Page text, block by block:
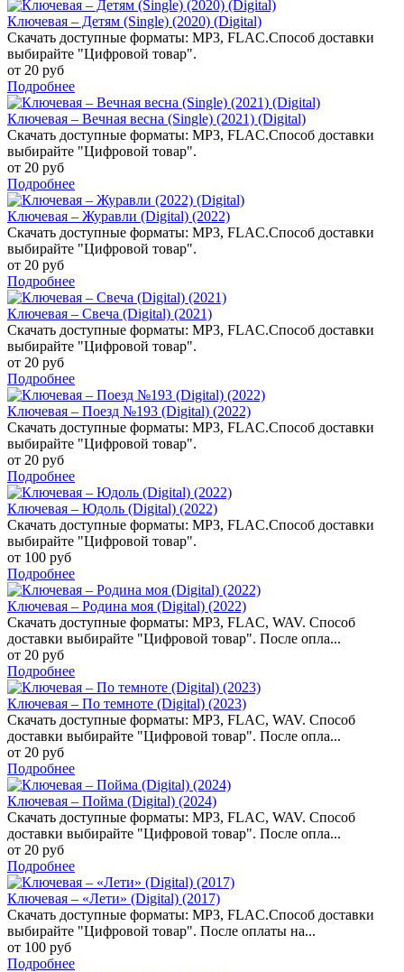
Ключевая – Детям (Single) (2020) (Digital)
Скачать доступные форматы: MP3, FLAC.Способ доставки
выбирайте "Цифровой товар".
от 20 руб
Подробнее
Ключевая – Вечная весна (Single) (2021) (Digital)
Скачать доступные форматы: MP3, FLAC.Способ доставки
выбирайте "Цифровой товар".
от 20 руб
Подробнее
Ключевая – Журавли (Digital) (2022)
Скачать доступные форматы: MP3, FLAC.Способ доставки
выбирайте "Цифровой товар".
от 20 руб
Подробнее
Ключевая – Свеча (Digital) (2021)
Скачать доступные форматы: MP3, FLAC.Способ доставки
выбирайте "Цифровой товар".
от 20 руб
Подробнее
Ключевая – Поезд №193 (Digital) (2022)
Скачать доступные форматы: MP3, FLAC.Способ доставки
выбирайте "Цифровой товар".
от 20 руб
Подробнее
Ключевая – Юдоль (Digital) (2022)
Скачать доступные форматы: MP3, FLAC.Способ доставки
выбирайте "Цифровой товар".
от 100 руб
Подробнее
Ключевая – Родина моя (Digital) (2022)
Скачать доступные форматы: MP3, FLAC, WAV. Способ
доставки выбирайте "Цифровой товар". После опла...
от 20 руб
Подробнее
Ключевая – По темноте (Digital) (2023)
Скачать доступные форматы: MP3, FLAC, WAV. Способ
доставки выбирайте "Цифровой товар". После опла...
от 20 руб
Подробнее
Ключевая – Пойма (Digital) (2024)
Скачать доступные форматы: MP3, FLAC, WAV. Способ
доставки выбирайте "Цифровой товар". После опла...
от 20 руб
Подробнее
Ключевая – «Лети» (Digital) (2017)
Скачать доступные форматы: MP3, FLAC.Способ доставки
выбирайте "Цифровой товар". После оплаты на...
от 100 руб
Подробнее